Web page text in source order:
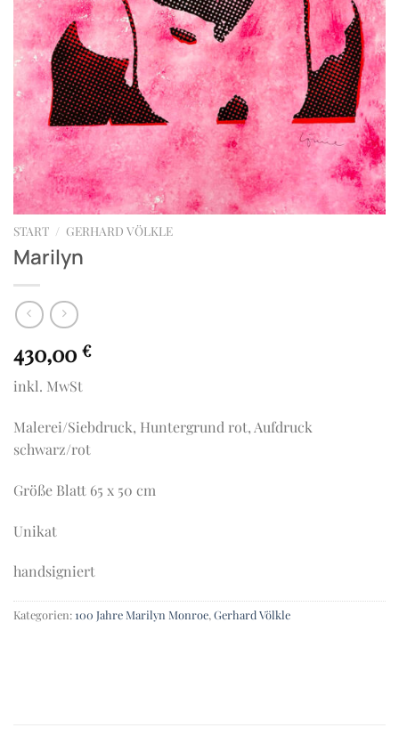
START / GERHARD VÖLKLE
Marilyn
430,00 €
inkl. MwSt
Malerei/Siebdruck, Huntergrund rot, Aufdruck
schwarz/rot
Größe Blatt 65 x 50 cm
Unikat
handsigniert
Kategorien: 100 Jahre Marilyn Monroe, Gerhard Völkle